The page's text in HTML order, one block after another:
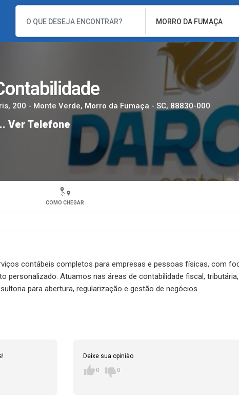
200 - Monte Verde, Morro da Fumaça - SC, 88830-000
Ver Telefone
COMO CHEGAR
contábeis completos para empresas e pessoas físicas, com
personalizado. Atuamos nas áreas de contabilidade fiscal, tributária,
para abertura, regularização e gestão de negócios.
com as constantes mudanças da legislação, a Darolt
Deixe sua opiniào
0 0